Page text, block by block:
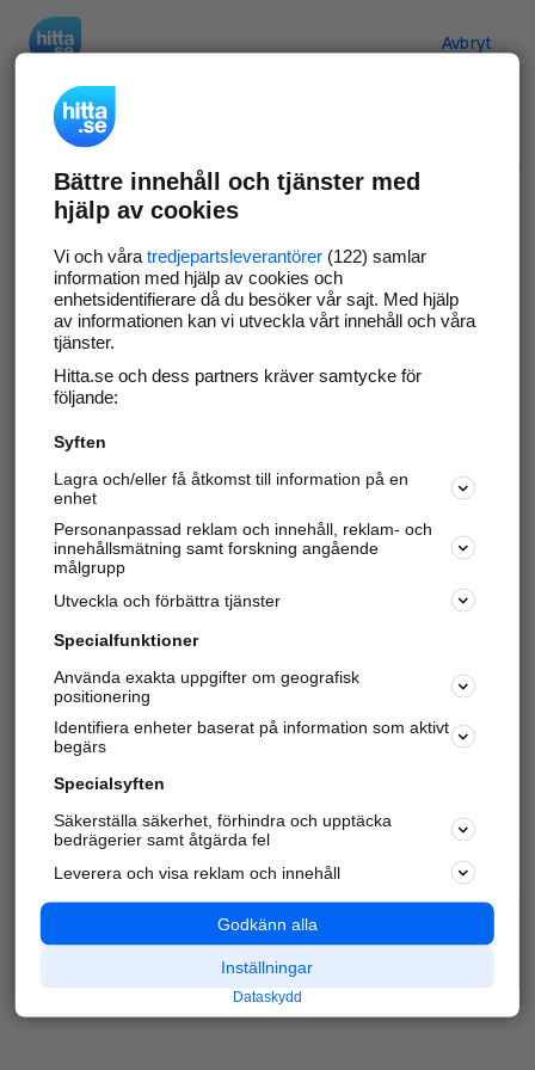
Avbryt
Verifiera ditt företag
Gör som 69 557företag
företagssida på hitta.se och syns bättre mot
kunder i ditt närområde. Helt kostnadsfritt.
Uppdatera din företagsinformation
Svara på och hantera dina omdömen
Har du redan verifierat ditt företag? Logga in
Varje vecka besöker du och4 miljoner
andra
härliga användare oss för att hitta rätt lokal
information om företag, privatpersoner och
platser.
Bättre innehåll och tjänster med
hjälp av cookies
Vi och våra tredjepartsleverantörer(122) samlar
information med hjälp av cookies och
enhetsidentifierare då du besöker vår sajt. Med hjälp
av informationen kan vi utveckla vårt innehåll och våra
tjänster.
Hitta.se och dess partners kräver samtycke för
följande:
Syften
Lagra och/eller få åtkomst till information på en
enhet
Personanpassad reklam och innehåll, reklam- och
innehållsmätning samt forskning angående
målgrupp
Utveckla och förbättra tjänster
Specialfunktioner
Använda exakta uppgifter om geografisk
positionering
Identifiera enheter baserat på information som aktivt
begärs
Specialsyften
Säkerställa säkerhet, förhindra och upptäcka
bedrägerier samt åtgärda fel
Leverera och visa reklam och innehåll
Godkänn alla
Inställningar
Dataskydd